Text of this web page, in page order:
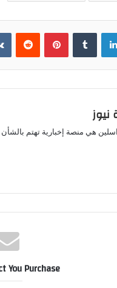
لينكدإن بينتيريست
نيوز
هي منصة إخبارية تهتم بالشأن
You Purchase